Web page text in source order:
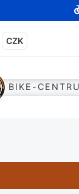
CZK
BIKE-